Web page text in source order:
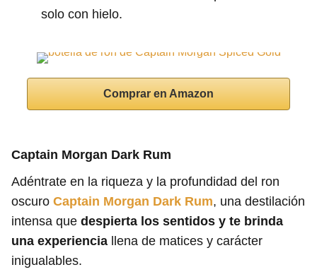
solo con hielo.
Comprar en Amazon
Captain Morgan Dark Rum
Adéntrate en la riqueza y la profundidad del ron
oscuro Captain Morgan Dark Rum, una destilación
intensa que despierta los sentidos y te brinda
una experiencia llena de matices y carácter
inigualables.